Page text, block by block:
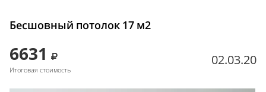
Бесшовный потолок 17 м2
6631
Итоговая стоимость
02.03.20